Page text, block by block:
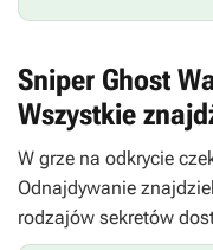
Sniper Ghost
Wszystkie
W grze na odkrycie
Odnajdywanie
rodzajów sekretów